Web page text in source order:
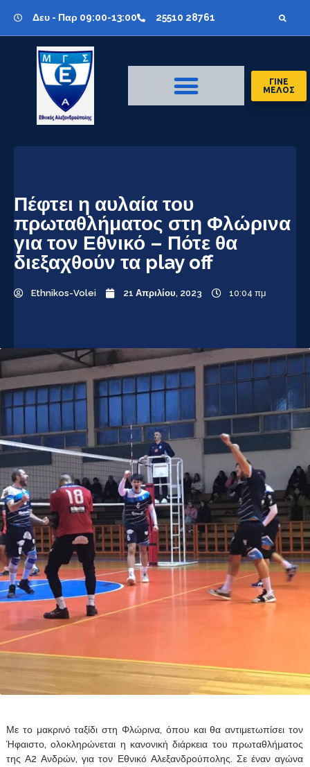
Δευ - Παρ 09:00-13:00 25510 28761
ΓΙΝΕ
ΜΕΛΟΣ
Πέφτει η αυλαία του
πρωταθλήματος στη Φλώρινα
για τον Εθνικό – Πότε θα
διεξαχθούν τα play off
Ethnikos-Volei 21 Απριλίου, 2023 10:04 πμ
Με το μακρινό ταξίδι στη Φλώρινα, όπου και θα αντιμετωπίσει τον
Ήφαιστο, ολοκληρώνεται η κανονική διάρκεια του πρωταθλήματος
της Α2 Ανδρών, για τον Εθνικό Αλεξανδρούπολης. Σε έναν αγώνα